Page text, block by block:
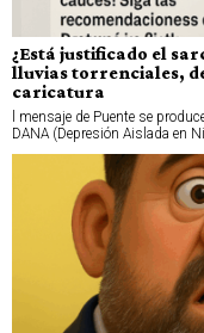
¿Está justificado el
lluvias torrenciales,
caricatura
l mensaje de Puente se
DANA (Depresión Aislada en